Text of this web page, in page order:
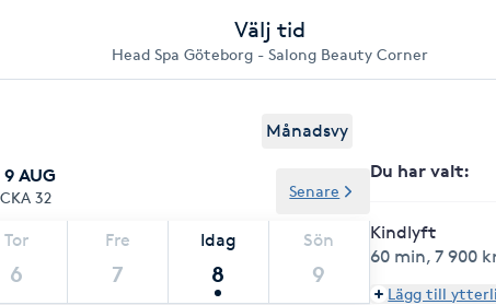
Välj tid
Head Spa Göteborg - Salong Beauty Corner
Månadsvy
AUG
32
Tor
6
Fre
7
Idag
8
Sön
9
Senare
Du har valt:
Kindlyft
60 min,7 900
Lägg till